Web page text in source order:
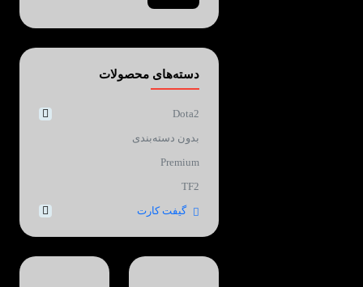
دسته‌های محصولات
Dota2
بدون دسته‌بندی
Premium
TF2
گیفت کارت